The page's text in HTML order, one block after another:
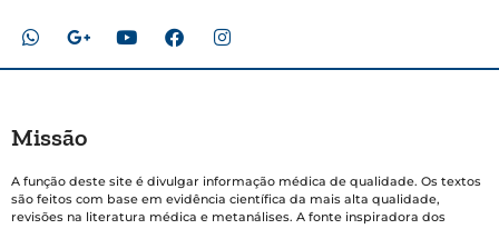
Missão
A função deste site é divulgar informação médica de qualidade. Os textos
são feitos com base em evidência científica da mais alta qualidade,
revisões na literatura médica e metanálises. A fonte inspiradora dos